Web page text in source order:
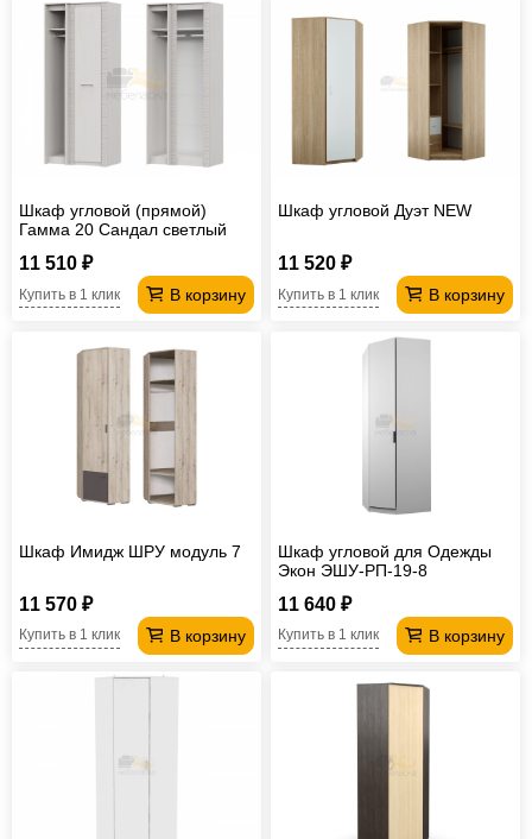
Шкаф угловой (прямой)
Гамма 20 Сандал светлый
11 510 ₽
В корзину
Купить в 1 клик
Шкаф угловой Дуэт NEW
11 520 ₽
В корзину
Купить в 1 клик
Шкаф Имидж ШРУ модуль 7
11 570 ₽
В корзину
Купить в 1 клик
Шкаф угловой для Одежды
Экон ЭШУ-РП-19-8
11 640 ₽
В корзину
Купить в 1 клик